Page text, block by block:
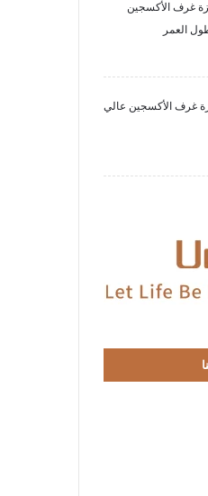
غرف الأكسجين
العمر
غرف الأكسجين عالي